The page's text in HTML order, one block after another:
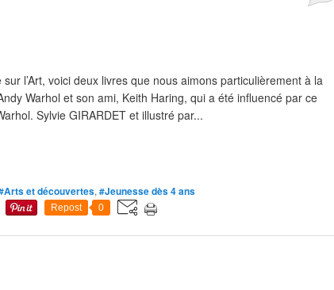
l’Art, voici deux livres que nous aimons particulièrement à la
Warhol et son ami, Keith Haring, qui a été influencé par ce
Sylvie GIRARDET et illustré par...
et découvertes, #Jeunesse dès 4 ans
Repost 0